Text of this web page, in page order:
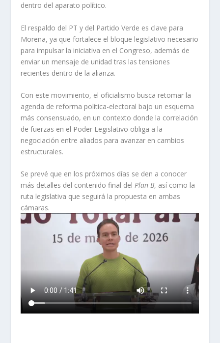
dentro del aparato político.
El respaldo del PT y del Partido Verde es clave para
Morena, ya que fortalece el bloque legislativo necesario
para impulsar la iniciativa en el Congreso, además de
enviar un mensaje de unidad tras las tensiones
recientes dentro de la alianza.
Con este movimiento, el oficialismo busca retomar la
agenda de reforma política-electoral bajo un esquema
más consensuado, en un contexto donde la correlación
de fuerzas en el Poder Legislativo obliga a la
negociación entre aliados para avanzar en cambios
estructurales.
Se prevé que en los próximos días se den a conocer
más detalles del contenido final delPlan B, así como la
ruta legislativa que seguirá la propuesta en ambas
cámaras.